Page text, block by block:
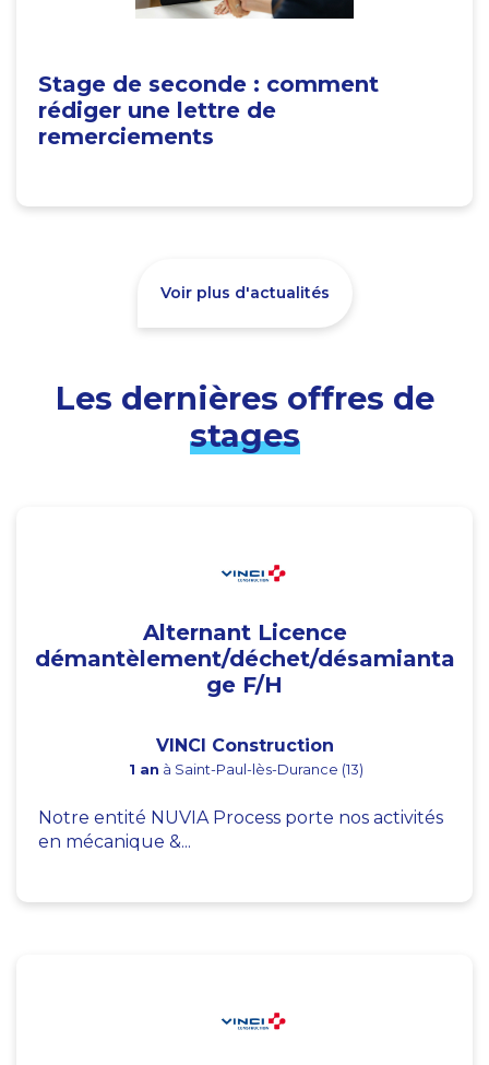
Stage de seconde : comment
rédiger une lettre de
remerciements
Voir plus d'actualités
Les dernières offres de
stages
Alternant Licence
démantèlement/déchet/désamianta
ge F/H
VINCI Construction
1 an à Saint-Paul-lès-Durance (13)
Notre entité NUVIA Process porte nos activités
en mécanique &...